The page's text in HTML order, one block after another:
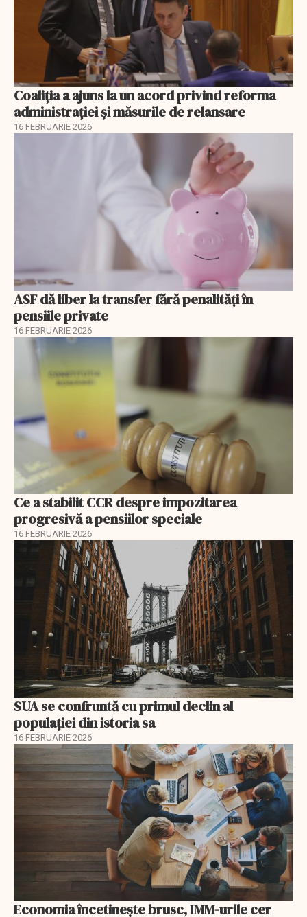
Coaliția a ajuns la un acord privind reforma
administrației și măsurile de relansare
16 FEBRUARIE 2026
ASF dă liber la transfer fără penalități în
pensiile private
16 FEBRUARIE 2026
Ce a stabilit CCR despre impozitarea
progresivă a pensiilor speciale
16 FEBRUARIE 2026
SUA se confruntă cu primul declin al
populației din istoria sa
16 FEBRUARIE 2026
Economia încetinește brusc, IMM-urile cer